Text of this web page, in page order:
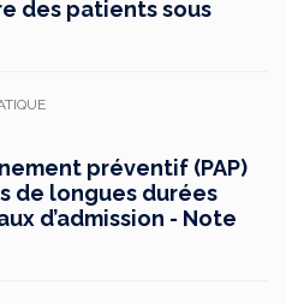
des patients sous
préventif (PAP)
de longues durées
d’admission - Note